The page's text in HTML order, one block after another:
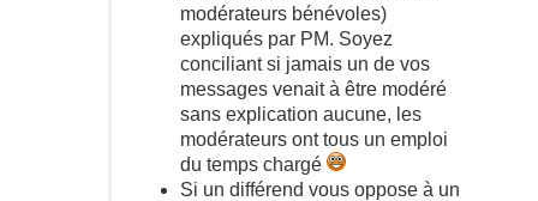
modérateurs bénévoles)
expliqués par PM. Soyez
conciliant si jamais un de vos
messages venait à être modéré
sans explication aucune, les
modérateurs ont tous un emploi
du temps chargé
Si un différend vous oppose à un